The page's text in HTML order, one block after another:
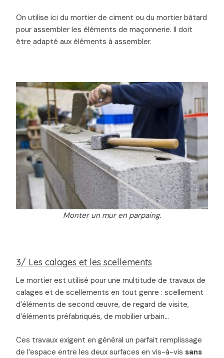
On utilise ici du mortier de ciment ou du mortier bâtard
pour assembler les éléments de maçonnerie. Il doit
être adapté aux éléments à assembler.
Monter un mur en parpaing.
3/ Les calages et les scellements
Le mortier est utilisé pour une multitude de travaux de
calages et de scellements en tout genre : scellement
d’éléments de second œuvre, de regard de visite,
d’éléments préfabriqués, de mobilier urbain…
Ces travaux exigent en général un parfait remplissage
de l’espace entre les deux surfaces en vis-à-vis sans